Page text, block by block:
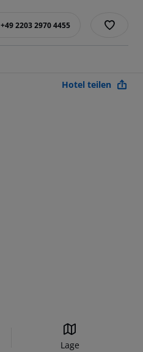
+49 2203 2970 4455
Hotel teilen
Lage